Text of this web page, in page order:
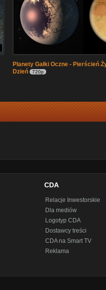
Planety Gałki Oczne - Pierścień
Dzień
720p
CDA
Relacje Inwestorskie
Dla mediów
Logotyp CDA
Dostawcy treści
CDA na Smart TV
Reklama